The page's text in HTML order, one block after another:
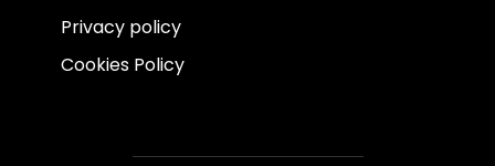
Privacy policy
Cookies Policy